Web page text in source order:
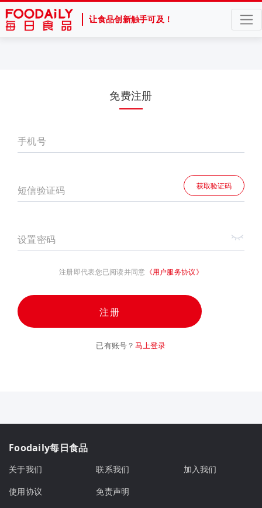
让食品创新触手可及！
免费注册
手机号
短信验证码 获取验证码
设置密码
注册即代表您已阅读并同意 《用户服务协议》
注册
已有账号？ 马上登录
Foodaily每日食品
关于我们 联系我们
加入我们
使用协议
免责声明